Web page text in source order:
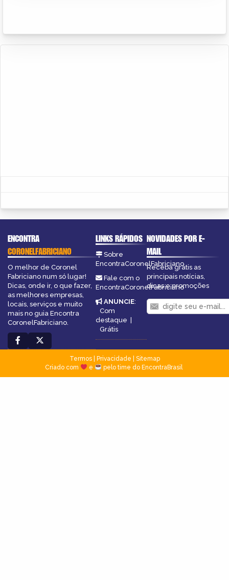
ENCONTRA
CORONELFABRICIANO
O melhor de Coronel
Fabriciano num só lugar!
Dicas, onde ir, o que fazer,
as melhores empresas,
locais, serviços e muito
mais no guia Encontra
CoronelFabriciano.
LINKS RÁPIDOS
Sobre
EncontraCoronelFabriciano
Fale com o
EncontraCoronelFabriciano
ANUNCIE:
Com
destaque |
Grátis
NOVIDADES POR E-
MAIL
Receba grátis as
principais notícias,
dicas e promoções
Termos| Privacidade
Sitemap
Criado com
e pelo time do EncontraBrasil